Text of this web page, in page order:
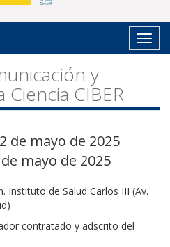
y
CIBER
de mayo de 2025
mayo de 2025
Instituto de Salud Carlos III (Av.
contratado y adscrito del